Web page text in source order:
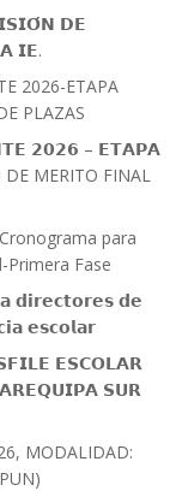
𝗗𝗘
𝗜𝗘.
2026-ETAPA
PLAZAS
𝟮𝟬𝟮𝟲 – 𝗘𝗧𝗔𝗣𝗔
MERITO FINAL
para
Primera Fase
𝗱𝗶𝗿𝗲𝗰𝘁𝗼𝗿𝗲𝘀 𝗱𝗲
𝗲𝘀𝗰𝗼𝗹𝗮𝗿
𝗘𝗦𝗖𝗢𝗟𝗔𝗥
𝗦𝗨𝗥
MODALIDAD: